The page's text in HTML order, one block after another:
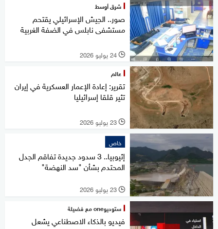
شرق أوسط
صور.. الجيش الإسرائيلي يقتحم
مستشفى نابلس في الضفة الغربية
l 24 يوليو 2026
عالم
تقرير: إعادة الإعمار العسكرية في إيران
تثير قلقا إسرائيليا
l 23 يوليو 2026
خاص
إثيوبيا.. 3 سدود جديدة تفاقم الجدل
المحتدم بشأن "سد النهضة"
l 23 يوليو 2026
ستوديوone مع فضيلة
فيديو بالذكاء الاصطناعي يشعل